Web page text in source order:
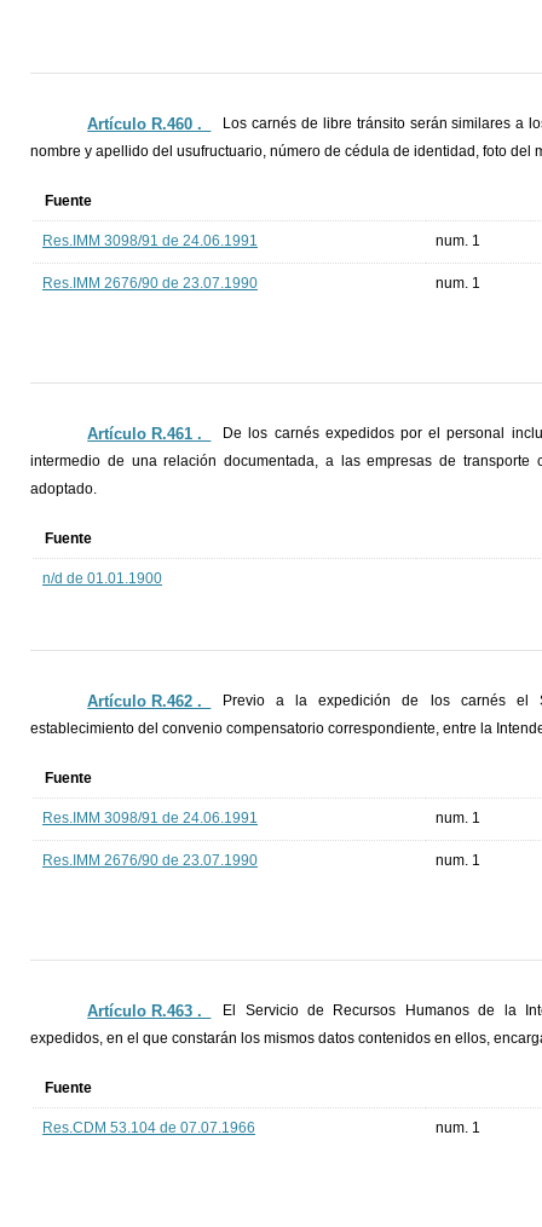
Artículo R.460 ._
Los carnés de libre tránsito serán similares a
nombre y apellido del usufructuario, número de cédula de identidad, foto del
Fuente
Res.IMM 3098/91 de 24.06.1991 num. 1
Res.IMM 2676/90 de 23.07.1990 num. 1
Artículo R.461 ._
De los carnés expedidos por el personal
intermedio de una relación documentada, a las empresas de
adoptado.
Fuente
n/d de 01.01.1900
Artículo R.462 ._
Previo a la expedición de los carnés el
establecimiento del convenio compensatorio correspondiente, entre la
Fuente
Res.IMM 3098/91 de 24.06.1991 num. 1
Res.IMM 2676/90 de 23.07.1990 num. 1
Artículo R.463 ._
El Servicio de Recursos Humanos de la
expedidos, en el que constarán los mismos datos contenidos en ellos,
Fuente
Res.CDM 53.104 de 07.07.1966 num. 1